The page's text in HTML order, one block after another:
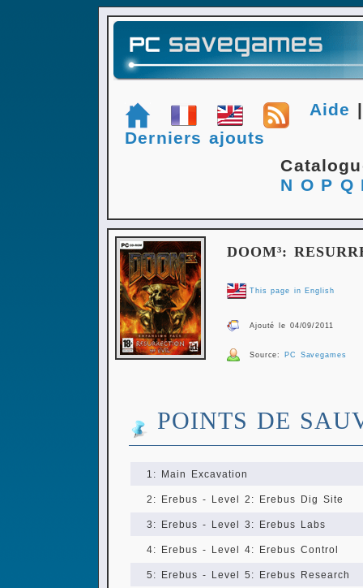
Aide
Derniers ajouts
N O P Q
DOOM³:
This page in English
Ajouté le 04/09/2011
Source: PC Savegames
POINTS DE
1: Main Excavation
2: Erebus - Level 2: Erebus Dig Site
3: Erebus - Level 3: Erebus Labs
4: Erebus - Level 4: Erebus Control
5: Erebus - Level 5: Erebus Research